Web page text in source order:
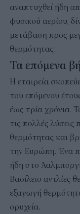
αναπτυχθεί ήδη
φυσικού αερίου,
μετάβαση προς
θερμότητας.
Τα επόμενα
Η εταιρεία
του επόμενου
έως τρία χρόνια.
τις πολλές λύσεις
θερμότητας και
την Ευρώπη. Ένα
ήδη στο
Βασίλειο αντλίες
εξαγωγή
ορυχεία.